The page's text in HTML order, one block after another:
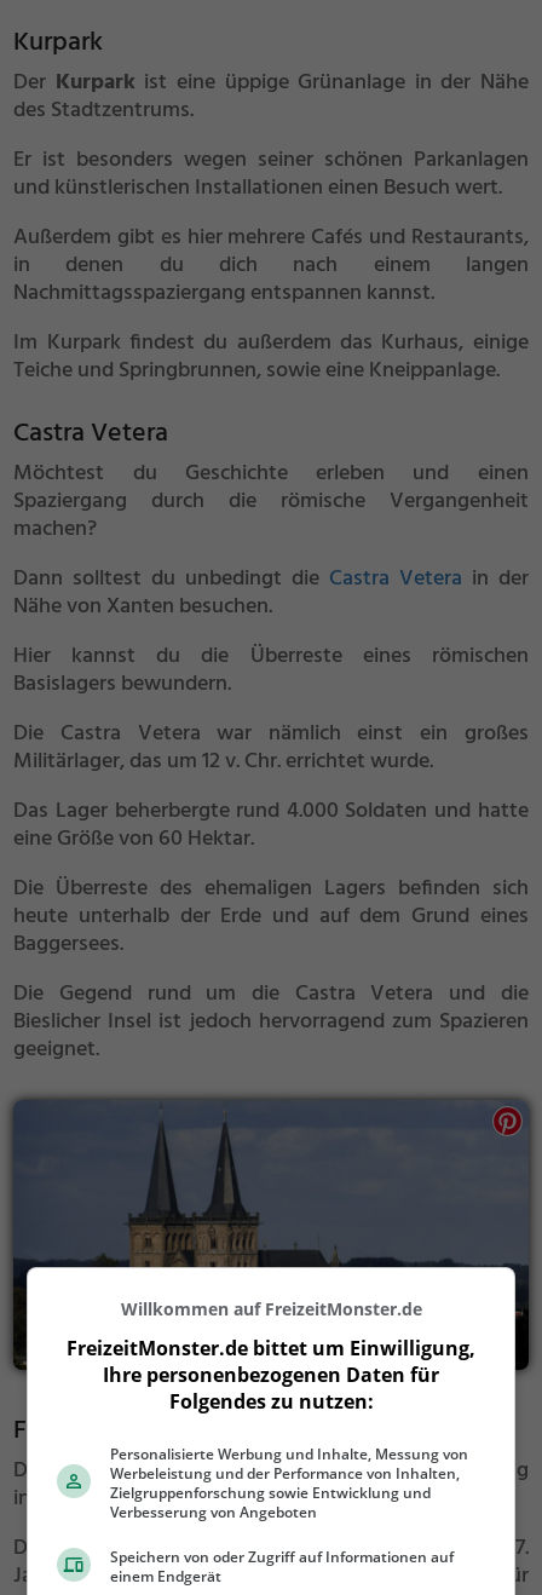
Kurpark
Der Kurpark ist eine üppige Grünanlage in der Nähe
des Stadtzentrums.
Er ist besonders wegen seiner schönen Parkanlagen
und künstlerischen Installationen einen Besuch wert.
Außerdem gibt es hier mehrere Cafés und Restaurants,
in denen du dich nach einem langen
Nachmittagsspaziergang entspannen kannst.
Im Kurpark findest du außerdem das Kurhaus, einige
Teiche und Springbrunnen, sowie eine Kneippanlage.
Castra Vetera
Möchtest du Geschichte erleben und einen
Spaziergang durch die römische Vergangenheit
machen?
Dann solltest du unbedingt die Castra Vetera in der
Nähe von Xanten besuchen.
Hier kannst du die Überreste eines römischen
Basislagers bewundern.
Die Castra Vetera war nämlich einst ein großes
Militärlager, das um 12 v. Chr. errichtet wurde.
Das Lager beherbergte rund 4.000 Soldaten und hatte
eine Größe von 60 Hektar.
Die Überreste des ehemaligen Lagers befinden sich
heute unterhalb der Erde und auf dem Grund eines
Baggersees.
Die Gegend rund um die Castra Vetera und die
Bieslicher Insel ist jedoch hervorragend zum Spazieren
geeignet.
Fürstenbergkapelle
Der Fürstenberg ist eine rund 70 Meter hohe Erhebung
in der Nähe von Xanten.
DieKreuzkapelleauf seiner Spitze wurde im 17.
Jahrhundert erbaut und ist ein beliebtes Ziel für
Willkommen auf FreizeitMonster.de
FreizeitMonster.de bittet um Einwilligung,
Ihre personenbezogenen Daten für
Folgendes zu nutzen:
Personalisierte Werbung und Inhalte, Messung von
Werbeleistung und der Performance von Inhalten,
Zielgruppenforschung sowie Entwicklung und
Verbesserung von Angeboten
Speichern von oder Zugriff auf Informationen auf
einem Endgerät